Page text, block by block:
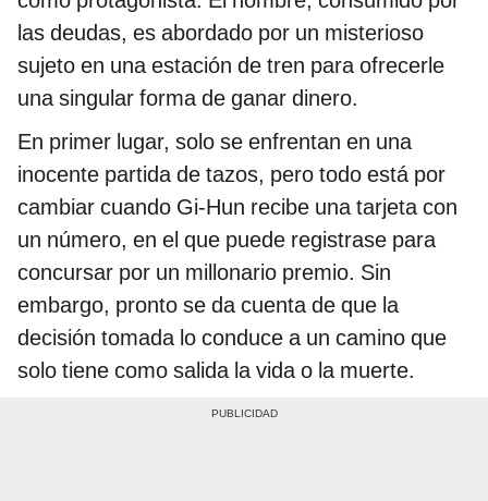
las deudas, es abordado por un misterioso
sujeto en una estación de tren para ofrecerle
una singular forma de ganar dinero.
En primer lugar, solo se enfrentan en una
inocente partida de tazos, pero todo está por
cambiar cuando Gi-Hun recibe una tarjeta con
un número, en el que puede registrase para
concursar por un millonario premio. Sin
embargo, pronto se da cuenta de que la
decisión tomada lo conduce a un camino que
solo tiene como salida la vida o la muerte.